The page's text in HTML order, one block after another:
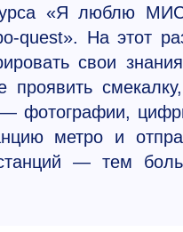
«Я люблю
quest». На этот
свои
проявить
— фотографии,
метро и
— тем